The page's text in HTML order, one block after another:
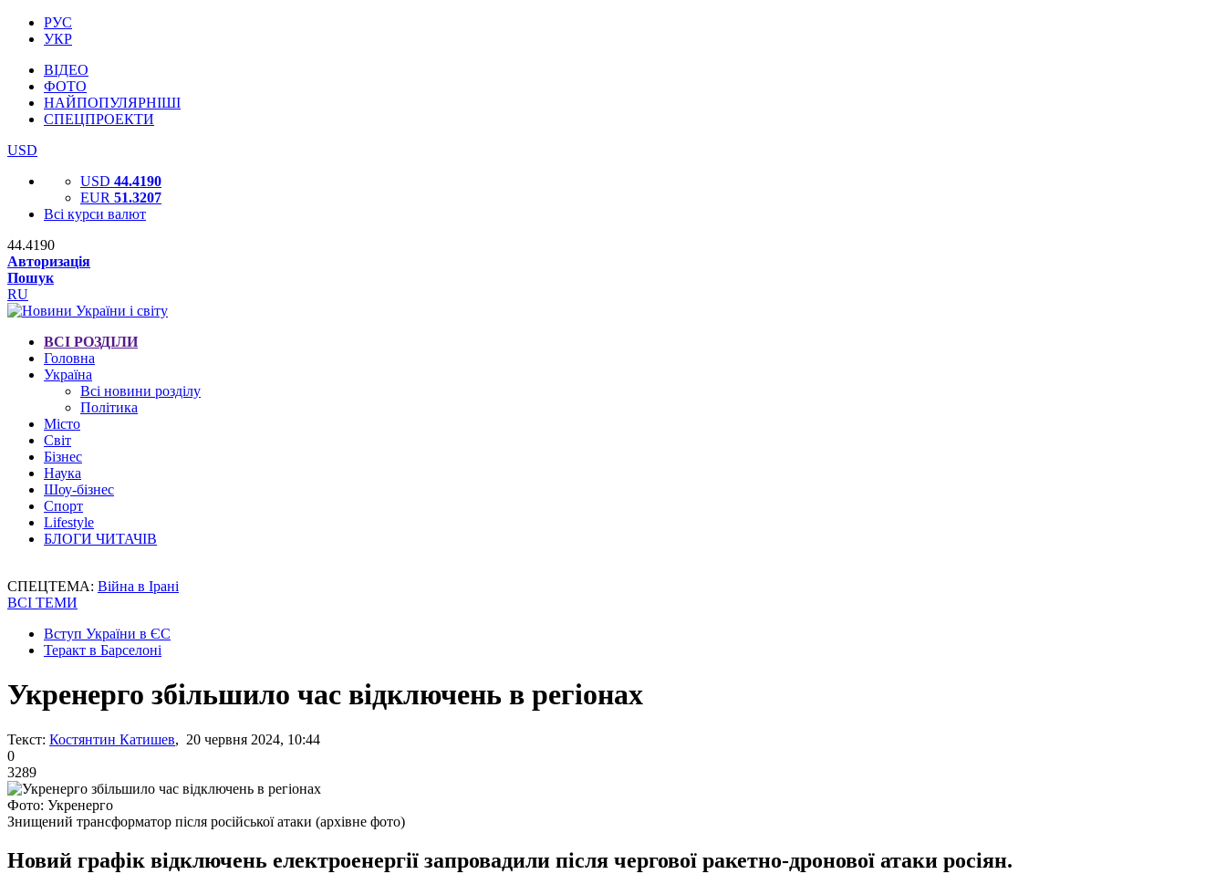
РУС
УКР
ВІДЕО
ФОТО
НАЙПОПУЛЯРНІШІ
СПЕЦПРОЕКТИ
USD
USD 44.4190
EUR 51.3207
Всі курси валют
44.4190
Авторизація
Пошук
RU
ВСІ РОЗДІЛИ
Головна
Україна
Всі новини розділу
Політика
Місто
Світ
Бізнес
Наука
Шоу-бізнес
Спорт
Lifestyle
БЛОГИ ЧИТАЧІВ
СПЕЦТЕМА: Війна в Ірані
ВСІ ТЕМИ
Вступ України в ЄС
Теракт в Барселоні
Укренерго збільшило час відключень в регіонах
Текст: Костянтин Катишев, 20 червня 2024, 10:44
0
3289
Фото: Укренерго
Знищений трансформатор після російської атаки (архівне фото)
Новий графік відключень електроенергії запровадили після чергової ракетно-дронової атаки росіян.